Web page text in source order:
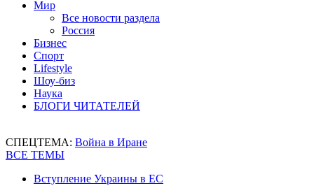
Мир
Все новости раздела
Россия
Бизнес
Спорт
Lifestyle
Шоу-биз
Наука
БЛОГИ ЧИТАТЕЛЕЙ
СПЕЦТЕМА: Война в Иране
ВСЕ ТЕМЫ
Вступление Украины в ЕС